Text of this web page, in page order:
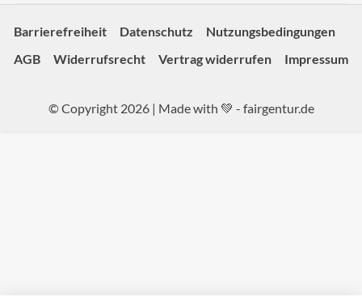
Barrierefreiheit Datenschutz
Nutzungsbedingungen
AGB
Widerrufsrecht Vertrag widerrufen Impressum
© Copyright 2026 | Made with 💚 - fairgentur.de